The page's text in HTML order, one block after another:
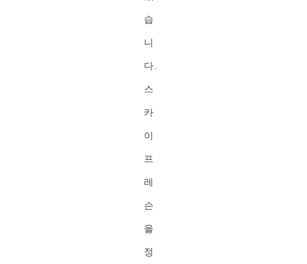
습
니
다.
스
카
이
프
레
슨
을
정